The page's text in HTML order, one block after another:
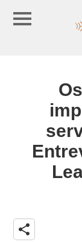
share